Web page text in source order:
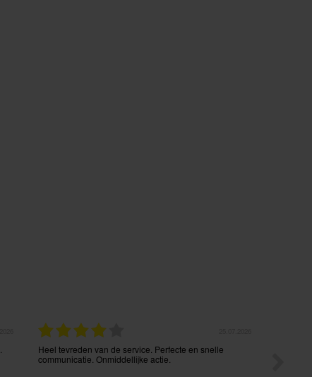
Heel tevreden van de service. Perfecte en snelle
communicatie. Onmiddellijke actie.